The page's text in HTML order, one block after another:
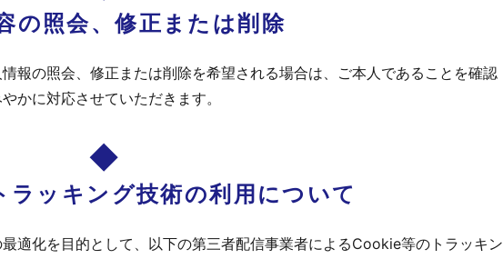
の照会、修正または削除
報の照会、修正または削除を希望される場合は、ご本人であることを確認
かに対応させていただきます。
ッキング技術の利用について
適化を目的として、以下の第三者配信事業者によるCookie等のトラッキン